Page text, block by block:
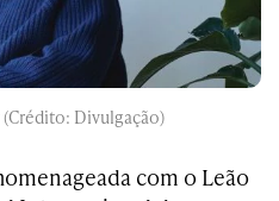
Divulgação)
com o Leão